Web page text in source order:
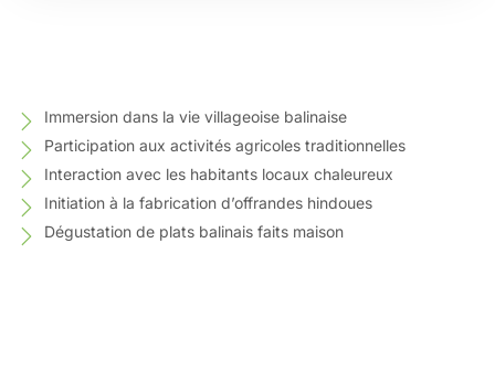
Immersion dans la vie villageoise balinaise
Participation aux activités agricoles traditionnelles
Interaction avec les habitants locaux chaleureux
Initiation à la fabrication d’offrandes hindoues
Dégustation de plats balinais faits maison